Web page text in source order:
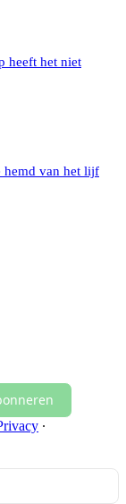
heeft het niet
hemd van het lijf
∙